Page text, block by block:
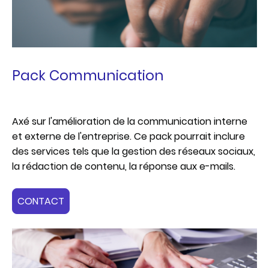
Pack Communication
Axé sur l'amélioration de la communication interne
et externe de l'entreprise. Ce pack pourrait inclure
des services tels que la gestion des réseaux sociaux,
la rédaction de contenu, la réponse aux e-mails.
CONTACT